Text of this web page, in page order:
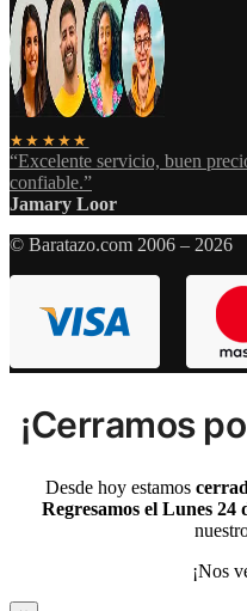
★★★★★
“Excelente servicio, buen
confiable.”
Jamary Loor
© Baratazo.com 2006 – 2026
¡Cerramos
Desde hoy estamos
Regresamos el Lunes 24
¡Nos